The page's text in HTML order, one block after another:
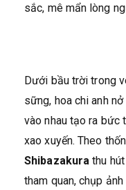
sắc, mê mẩn lòng
Dưới bầu trời trong
sững, hoa chi anh
vào nhau tạo ra bức
xao xuyến. Theo
Shibazakura thu
tham quan, chụp